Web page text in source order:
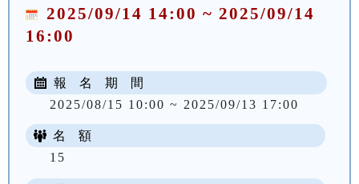
2025/09/14 14:00 ~ 2025/09/14
16:00
報 名 期 間
2025/08/15 10:00 ~ 2025/09/13 17:00
名 額
15